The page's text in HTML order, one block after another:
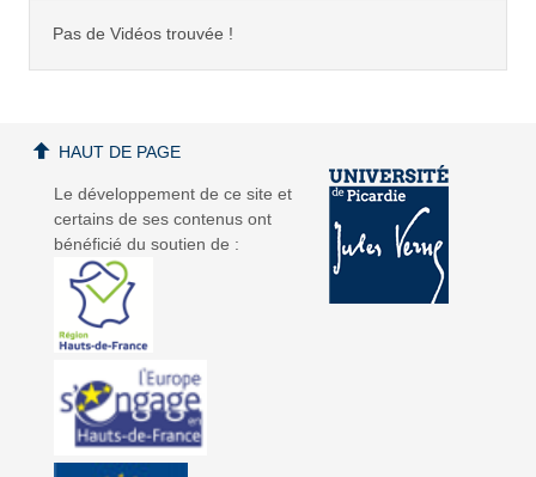
Pas de Vidéos trouvée !
Le développement de ce site et
certains de ses contenus ont
bénéficié du soutien de :
HAUT DE PAGE